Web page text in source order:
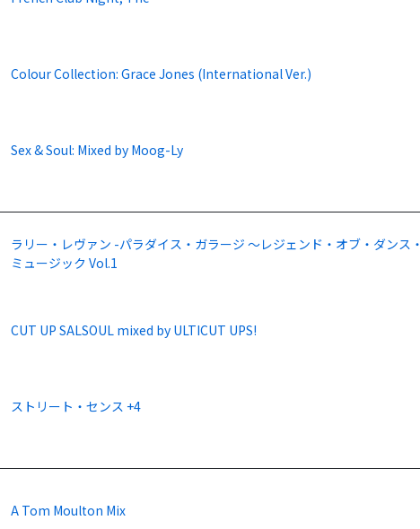
Colour Collection: Grace Jones (International Ver.)
Sex & Soul: Mixed by Moog-Ly
ラリー・レヴァン -パラダイス・ガラージ ～レジェンド・オブ・ダンス・
ミュージック Vol.1
CUT UP SALSOUL mixed by ULTICUT UPS!
ストリート・センス +4
A Tom Moulton Mix